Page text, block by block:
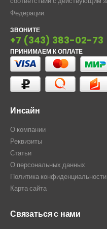
Федерации.
ЗВОНИТЕ
+7 (343) 383-02-73
ПРИНИМАЕМ К ОПЛАТЕ
Инсайн
О компании
Реквизиты
Статьи
О персональных данных
Политика конфиденциальности
Карта сайта
Связаться с нами